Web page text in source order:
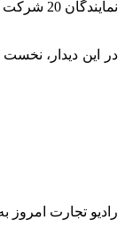
در این دیدار،
رادیو تجارت امروز